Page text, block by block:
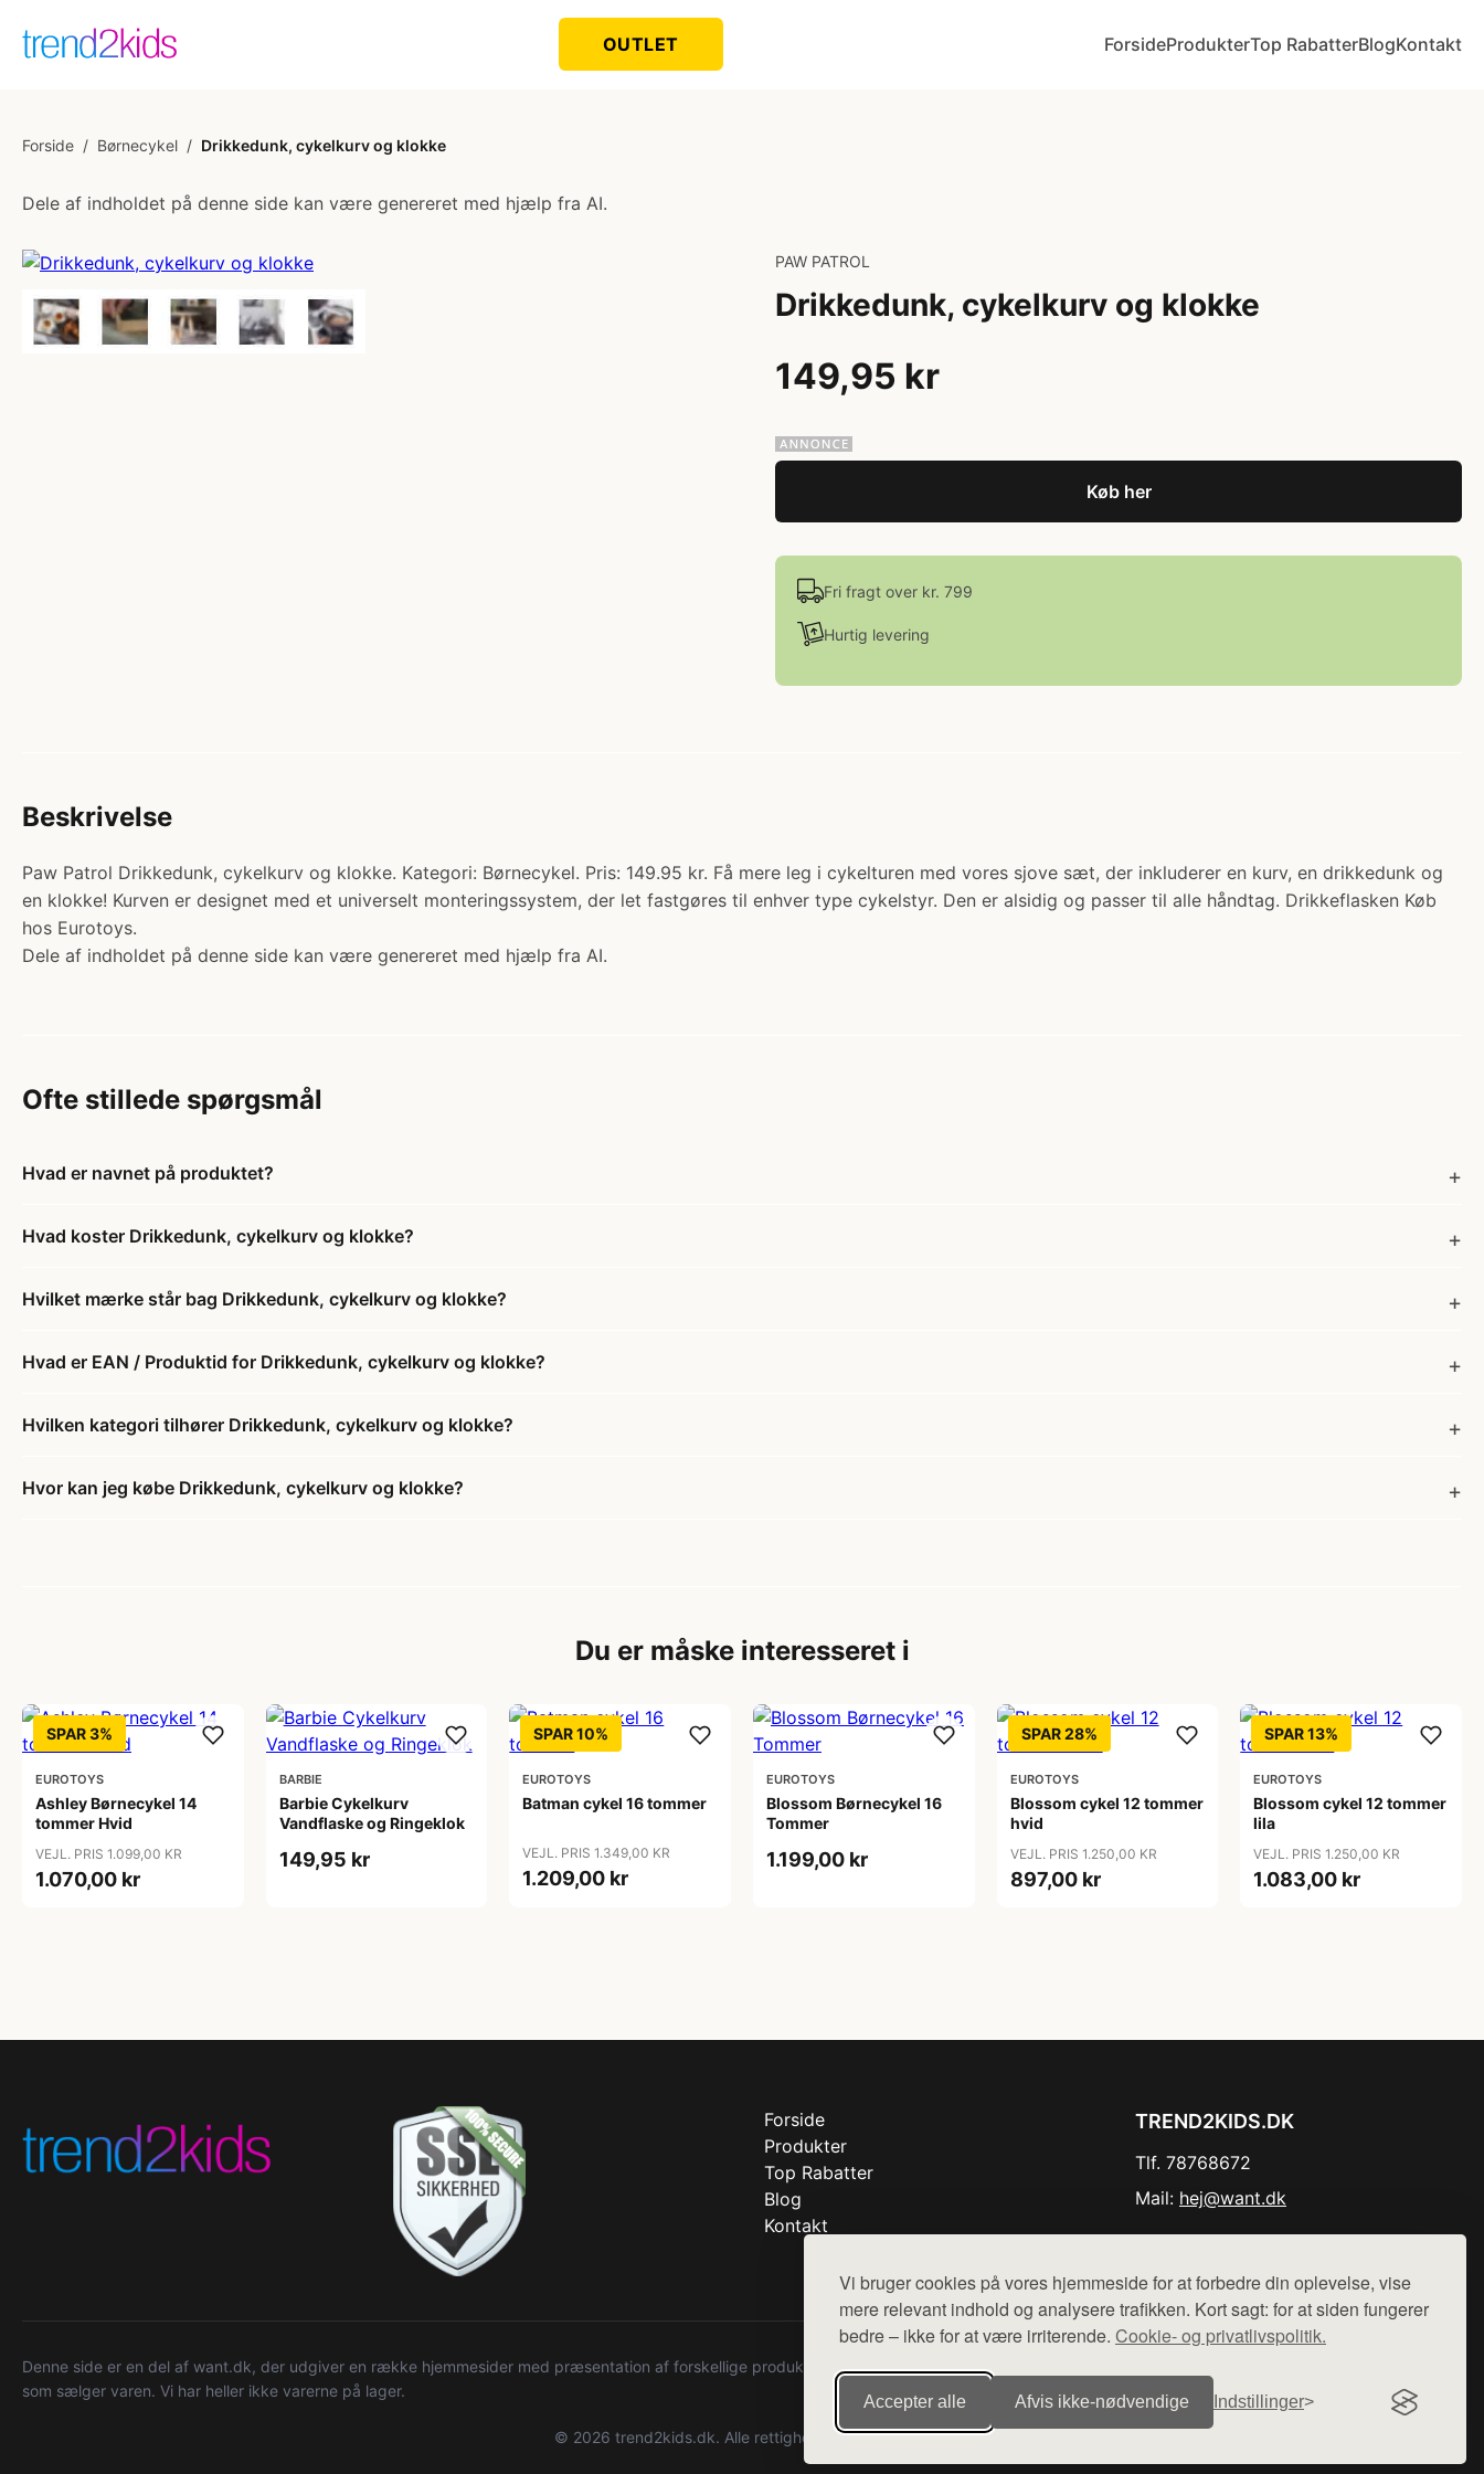
Vi bruger cookies på vores hjemmeside for at forbedre din oplevelse, vise
mere relevant indhold og analysere trafikken. Kort sagt: for at siden fungerer
bedre – ikke for at være irriterende. Cookie- og privatlivspolitik.
Accepter alle Afvis ikke‑nødvendige Indstillinger
OUTLET ForsideProdukterTop RabatterBlogKontakt
Forside / Børnecykel / Drikkedunk, cykelkurv og klokke
Dele af indholdet på denne side kan være genereret med hjælp fra AI.
PAW PATROL
Drikkedunk, cykelkurv og klokke
149,95 kr
Køb her
Fri fragt over kr. 799
Hurtig levering
Beskrivelse
Paw Patrol Drikkedunk, cykelkurv og klokke. Kategori: Børnecykel. Pris: 149.95 kr. Få mere leg i cykelturen med vores sjove sæt, der inkluderer en kurv, en drikkedunk og
en klokke! Kurven er designet med et universelt monteringssystem, der let fastgøres til enhver type cykelstyr. Den er alsidig og passer til alle håndtag. Drikkeflasken Køb
hos Eurotoys.
Dele af indholdet på denne side kan være genereret med hjælp fra AI.
Ofte stillede spørgsmål
Hvad er navnet på produktet?
Hvad koster Drikkedunk, cykelkurv og klokke?
Hvilket mærke står bag Drikkedunk, cykelkurv og klokke?
Hvad er EAN / Produktid for Drikkedunk, cykelkurv og klokke?
Hvilken kategori tilhører Drikkedunk, cykelkurv og klokke?
Hvor kan jeg købe Drikkedunk, cykelkurv og klokke?
Du er måske interesseret i
SPAR 3%
EUROTOYS
Ashley Børnecykel 14
tommer Hvid
VEJL. PRIS 1.099,00 KR
1.070,00 kr
BARBIE
Barbie Cykelkurv
Vandflaske og Ringeklok
149,95 kr
SPAR 10%
EUROTOYS
Batman cykel 16 tommer
VEJL. PRIS 1.349,00 KR
1.209,00 kr
EUROTOYS
Blossom Børnecykel 16
Tommer
1.199,00 kr
SPAR 28%
EUROTOYS
Blossom cykel 12 tommer
hvid
VEJL. PRIS 1.250,00 KR
897,00 kr
SPAR 13%
EUROTOYS
Blossom cykel 12 tommer
lila
VEJL. PRIS 1.250,00 KR
1.083,00 kr
Forside
Produkter
Top Rabatter
Blog
Kontakt
TREND2KIDS.DK
Tlf. 78768672
Mail: hej@want.dk
Denne side er en del af want.dk, der udgiver en række hjemmesider med præsentation af forskellige produkter fra diverse webshops. Der sælges ikke varer fra denne side - vi henviser til de shops,
som sælger varen. Vi har heller ikke varerne på lager.
© 2026 trend2kids.dk. Alle rettigheder forbeholdes.